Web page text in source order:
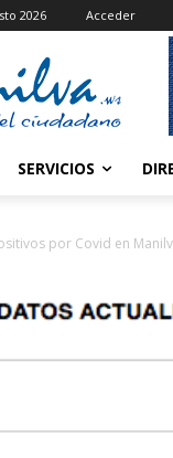
2026 Acceder
SERVICIOS
por Covid en